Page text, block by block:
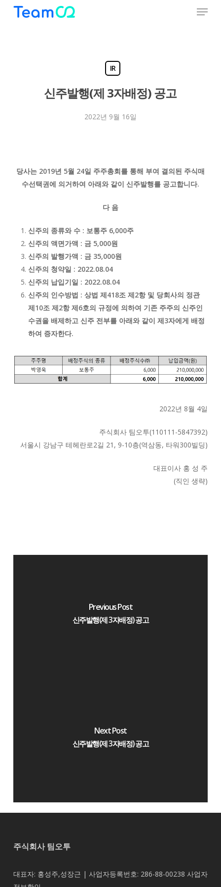
Menu
IR
신주발행(제 3자배정) 공고
2022년 9월 16일
당사는 2019년 5월 24일 주주총회를 통해 부여 결의된 주식매
수선택권에 의거하여 아래와 같이 신주발행를 공고합니다.
다 음
신주의 종류와 수 : 보통주 6,000주
신주의 액면가액 : 금 5,000원
신주의 발행가액 : 금 35,000원
신주의 청약일 : 2022.08.04
신주의 납입기일 : 2022.08.04
신주의 인수방법 : 상법 제418조 제2항 및 당회사의 정관
제10조 제2항 제6호의 규정에 의하여 기존 주주의 신주인
수권을 배제하고 신주 전부를 아래와 같이 제3자에게 배정
하여 증자한다.
2022년 8월 4일
주식회사 팀오투(110111-5847392)
서울시 강남구 테헤란로2길 21, 9-10층(역삼동, 타워300빌딩)
대표이사 홍 성 주
(직인 생략)
Previous Post
신주발행(제 3자배정) 공고
Next Post
신주발행(제 3자배정) 공고
주식회사 팀오투
대표자: 홍성주,성장근 | 사업자등록번호: 286-88-00238 사업자